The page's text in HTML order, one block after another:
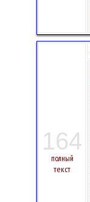
164
полный
текст